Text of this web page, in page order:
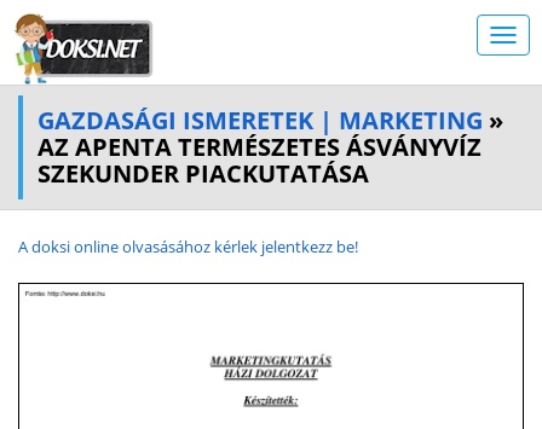
GAZDASÁGI ISMERETEK | MARKETING »
AZ APENTA TERMÉSZETES ÁSVÁNYVÍZ
SZEKUNDER PIACKUTATÁSA
A doksi online olvasásához kérlek jelentkezz be!